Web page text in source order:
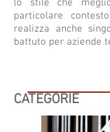
lo stile che
particolare
realizza anche
battuto per aziende
CATEGORIE